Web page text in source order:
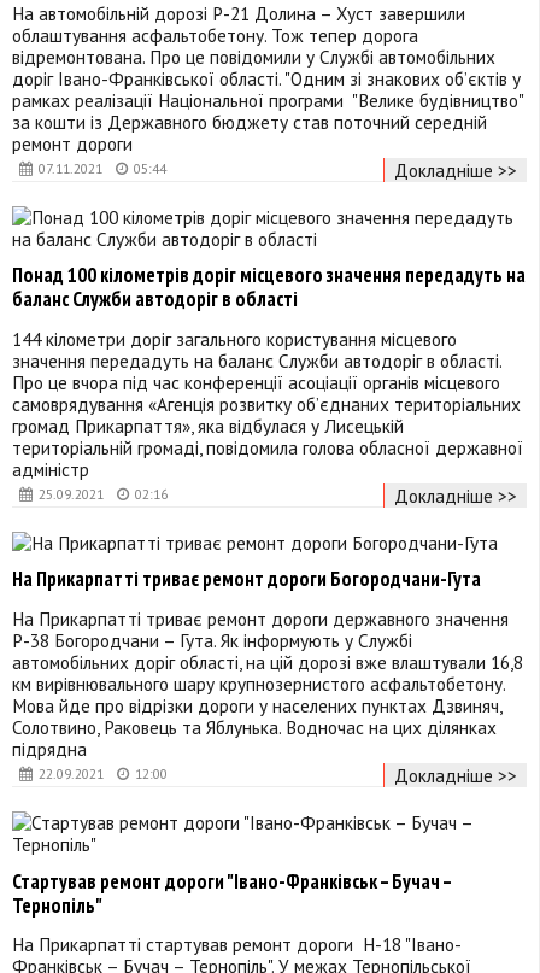
07.11.2021 05:44
На автомобільній дорозі Р-21 Долина – Хуст завершили
облаштування асфальтобетону. Тож тепер дорога
відремонтована. Про це повідомили у Службі автомобільних
доріг Івано-Франківської області. "Одним зі знакових об’єктів у
рамках реалізації Національної програми "Велике будівництво"
за кошти із Державного бюджету став поточний середній
ремонт дороги
Докладніше >>
25.09.2021 02:16
Понад 100 кілометрів доріг місцевого значення передадуть на
баланс Служби автодоріг в області
144 кілометри доріг загального користування місцевого
значення передадуть на баланс Служби автодоріг в області.
Про це вчора під час конференції асоціації органів місцевого
самоврядування «Агенція розвитку об’єднаних територіальних
громад Прикарпаття», яка відбулася у Лисецькій
територіальній громаді, повідомила голова обласної державної
адміністр
Докладніше >>
22.09.2021 12:00
На Прикарпатті триває ремонт дороги Богородчани-Гута
На Прикарпатті триває ремонт дороги державного значення
Р-38 Богородчани – Гута. Як інформують у Службі
автомобільних доріг області, на цій дорозі вже влаштували 16,8
км вирівнювального шару крупнозернистого асфальтобетону.
Мова йде про відрізки дороги у населених пунктах Дзвиняч,
Солотвино, Раковець та Яблунька. Водночас на цих ділянках
підрядна
Докладніше >>
Стартував ремонт дороги "Івано-Франківськ – Бучач –
Тернопіль"
На Прикарпатті стартував ремонт дороги Н-18 "Івано-
Франківськ – Бучач – Тернопіль". У межах Тернопільської